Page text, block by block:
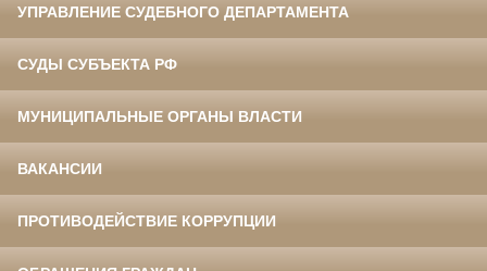
УПРАВЛЕНИЕ СУДЕБНОГО ДЕПАРТАМЕНТА
СУДЫ СУБЪЕКТА РФ
МУНИЦИПАЛЬНЫЕ ОРГАНЫ ВЛАСТИ
ВАКАНСИИ
ПРОТИВОДЕЙСТВИЕ КОРРУПЦИИ